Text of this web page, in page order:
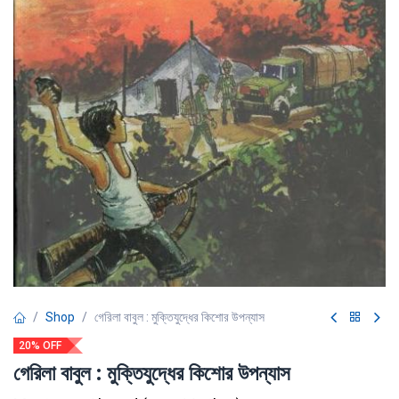
Shop গেরিলা বাবুল : মুক্তিযুদ্ধের কিশোর উপন্যাস
20% OFF
গেরিলা বাবুল : মুক্তিযুদ্ধের কিশোর উপন্যাস